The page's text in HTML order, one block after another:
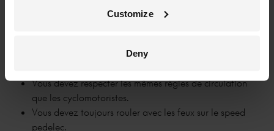
Customize
Deny
Vous devez respecter les mêmes règles de circulation
que les cyclomotoristes.
Vous devez toujours rouler avec les feux sur le speed
pedelec.